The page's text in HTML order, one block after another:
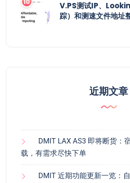
V.PS测试IP、
踪）和测速文件地址
近期文章
DMIT LAX AS3 即将断货：
载，有需求尽快下单
DMIT 近期功能更新一览：